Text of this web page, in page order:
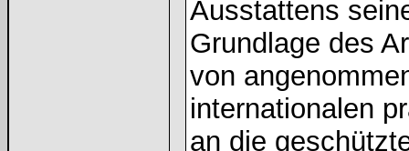
Ausstattens
Grundlage des
von
internationalen
an die